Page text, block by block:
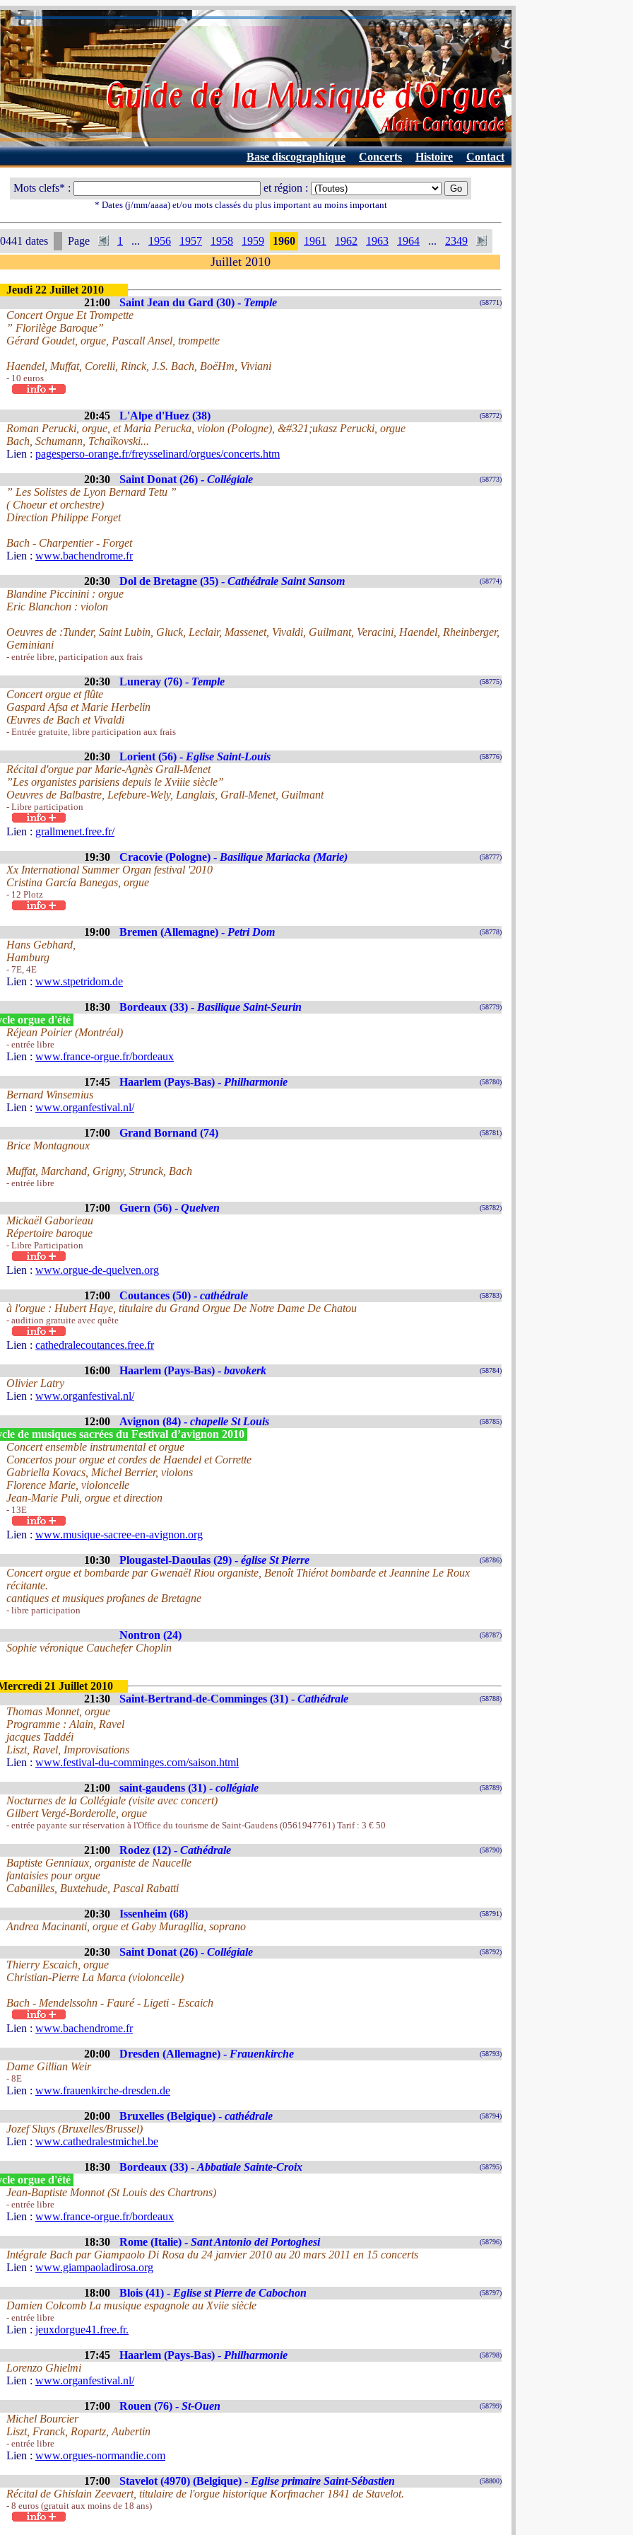
Base discographique Concerts Histoire Contact
Mots clefs* : et région :
* Dates (j/mm/aaaa) et/ou mots classés du plus important au moins important
dates Page 1 ... 1956 1957 1958 1959 1960 1961 1962 1963 1964 ... 2349
Juillet 2010
Jeudi 22 Juillet 2010
21:00
Saint Jean du Gard (30) - Temple (58771)
Concert Orgue Et Trompette
” Florilège Baroque”
Gérard Goudet, orgue, Pascall Ansel, trompette
Haendel, Muffat, Corelli, Rinck, J.S. Bach, BoëHm, Viviani
- 10 euros
20:45 L'Alpe d'Huez (38) (58772)
Roman Perucki, orgue, et Maria Perucka, violon (Pologne), &#321;ukasz Perucki, orgue
Bach, Schumann, Tchaïkovski...
Lien : pagesperso-orange.fr/freysselinard/orgues/concerts.htm
20:30 Saint Donat (26) - Collégiale (58773)
” Les Solistes de Lyon Bernard Tetu ”
( Choeur et orchestre)
Direction Philippe Forget
Bach - Charpentier - Forget
Lien : www.bachendrome.fr
20:30 Dol de Bretagne (35) - Cathédrale Saint Sansom (58774)
Blandine Piccinini : orgue
Eric Blanchon : violon
Oeuvres de :Tunder, Saint Lubin, Gluck, Leclair, Massenet, Vivaldi, Guilmant, Veracini, Haendel, Rheinberger,
Geminiani
- entrée libre, participation aux frais
20:30 Luneray (76) - Temple (58775)
Concert orgue et flûte
Gaspard Afsa et Marie Herbelin
Œuvres de Bach et Vivaldi
- Entrée gratuite, libre participation aux frais
20:30 Lorient (56) - Eglise Saint-Louis (58776)
Récital d'orgue par Marie-Agnès Grall-Menet
”Les organistes parisiens depuis le Xviiie siècle”
Oeuvres de Balbastre, Lefebure-Wely, Langlais, Grall-Menet, Guilmant
- Libre participation
Lien : grallmenet.free.fr/
19:30 Cracovie (Pologne) - Basilique Mariacka (Marie) (58777)
Xx International Summer Organ festival '2010
Cristina García Banegas, orgue
- 12 Plotz
19:00 Bremen (Allemagne) - Petri Dom (58778)
Hans Gebhard,
Hamburg
- 7E, 4E
Lien : www.stpetridom.de
18:30 Bordeaux (33) - Basilique Saint-Seurin (58779)
orgue d'été
Réjean Poirier (Montréal)
- entrée libre
Lien : www.france-orgue.fr/bordeaux
17:45 Haarlem (Pays-Bas) - Philharmonie (58780)
Bernard Winsemius
Lien : www.organfestival.nl/
17:00 Grand Bornand (74) (58781)
Brice Montagnoux
Muffat, Marchand, Grigny, Strunck, Bach
- entrée libre
17:00 Guern (56) - Quelven (58782)
Mickaël Gaborieau
Répertoire baroque
- Libre Participation
Lien : www.orgue-de-quelven.org
17:00 Coutances (50) - cathédrale (58783)
à l'orgue : Hubert Haye, titulaire du Grand Orgue De Notre Dame De Chatou
- audition gratuite avec quête
Lien : cathedralecoutances.free.fr
16:00 Haarlem (Pays-Bas) - bavokerk (58784)
Olivier Latry
Lien : www.organfestival.nl/
12:00 Avignon (84) - chapelle St Louis (58785)
de musiques sacrées du Festival d’avignon 2010
Concert ensemble instrumental et orgue
Concertos pour orgue et cordes de Haendel et Corrette
Gabriella Kovacs, Michel Berrier, violons
Florence Marie, violoncelle
Jean-Marie Puli, orgue et direction
- 13E
Lien : www.musique-sacree-en-avignon.org
10:30 Plougastel-Daoulas (29) - église St Pierre (58786)
Concert orgue et bombarde par Gwenaël Riou organiste, Benoît Thiérot bombarde et Jeannine Le Roux
récitante.
cantiques et musiques profanes de Bretagne
- libre participation
Nontron (24) (58787)
Sophie véronique Cauchefer Choplin
21 Juillet 2010
21:30
Saint-Bertrand-de-Comminges (31) - Cathédrale (58788)
Thomas Monnet, orgue
Programme : Alain, Ravel
jacques Taddéi
Liszt, Ravel, Improvisations
Lien : www.festival-du-comminges.com/saison.html
21:00 saint-gaudens (31) - collégiale (58789)
Nocturnes de la Collégiale (visite avec concert)
Gilbert Vergé-Borderolle, orgue
- entrée payante sur réservation à l'Office du tourisme de Saint-Gaudens (0561947761) Tarif : 3 € 50
21:00 Rodez (12) - Cathédrale (58790)
Baptiste Genniaux, organiste de Naucelle
fantaisies pour orgue
Cabanilles, Buxtehude, Pascal Rabatti
20:30 Issenheim (68) (58791)
Andrea Macinanti, orgue et Gaby Muragllia, soprano
20:30 Saint Donat (26) - Collégiale (58792)
Thierry Escaich, orgue
Christian-Pierre La Marca (violoncelle)
Bach - Mendelssohn - Fauré - Ligeti - Escaich
Lien : www.bachendrome.fr
20:00 Dresden (Allemagne) - Frauenkirche (58793)
Dame Gillian Weir
- 8E
Lien : www.frauenkirche-dresden.de
20:00 Bruxelles (Belgique) - cathédrale (58794)
Jozef Sluys (Bruxelles/Brussel)
Lien : www.cathedralestmichel.be
18:30 Bordeaux (33) - Abbatiale Sainte-Croix (58795)
orgue d'été
Jean-Baptiste Monnot (St Louis des Chartrons)
- entrée libre
Lien : www.france-orgue.fr/bordeaux
18:30 Rome (Italie) - Sant Antonio dei Portoghesi (58796)
Intégrale Bach par Giampaolo Di Rosa du 24 janvier 2010 au 20 mars 2011 en 15 concerts
Lien : www.giampaoladirosa.org
18:00 Blois (41) - Eglise st Pierre de Cabochon (58797)
Damien Colcomb La musique espagnole au Xviie siècle
- entrée libre
Lien : jeuxdorgue41.free.fr.
17:45 Haarlem (Pays-Bas) - Philharmonie (58798)
Lorenzo Ghielmi
Lien : www.organfestival.nl/
17:00 Rouen (76) - St-Ouen (58799)
Michel Bourcier
Liszt, Franck, Ropartz, Aubertin
- entrée libre
Lien : www.orgues-normandie.com
17:00 Stavelot (4970) (Belgique) - Eglise primaire Saint-Sébastien (58800)
Récital de Ghislain Zeevaert, titulaire de l'orgue historique Korfmacher 1841 de Stavelot.
- 8 euros (gratuit aux moins de 18 ans)